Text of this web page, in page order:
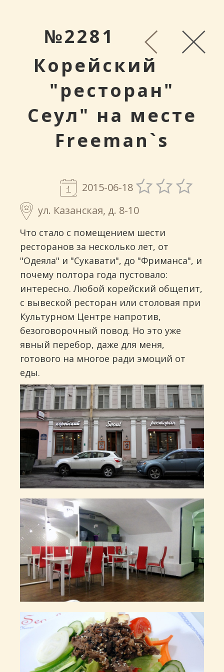
№2281
Корейский
"ресторан"
Сеул" на месте
Freeman`s
2015-06-18
ул. Казанская, д. 8-10
Что стало с помещением шести
ресторанов за несколько лет, от
"Одеяла" и "Сукавати", до "Фриманса", и
почему полтора года пустовало:
интересно. Любой корейский общепит,
с вывеской ресторан или столовая при
Культурном Центре напротив,
безоговорочный повод. Но это уже
явный перебор, даже для меня,
готового на многое ради эмоций от
еды.